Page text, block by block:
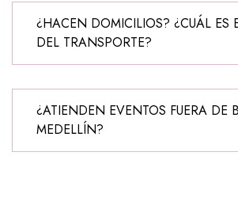
¿HACEN DOMICILIOS? ¿CUÁL ES
DEL TRANSPORTE?
¿ATIENDEN EVENTOS FUERA DE
MEDELLÍN?